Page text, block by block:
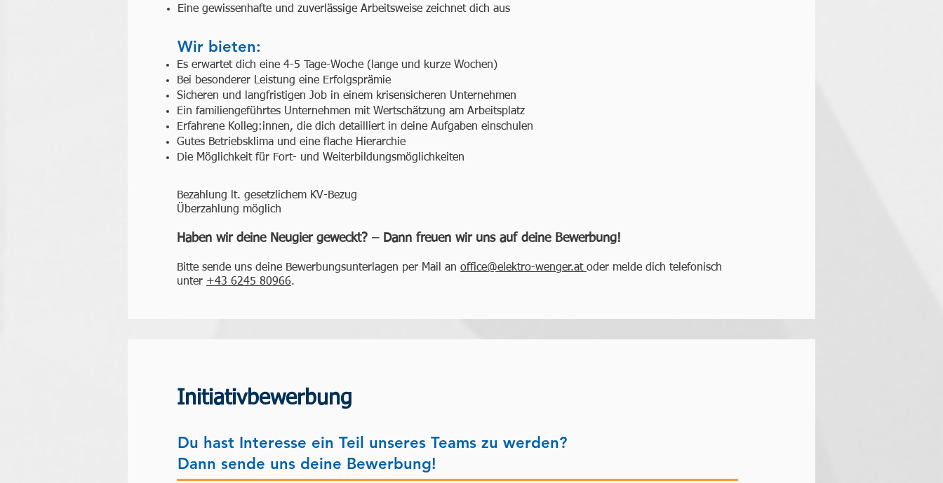
Eine gewissenhafte und zuverlässige Arbeitsweise zeichnet dich aus
Wir bieten:
Es erwartet dich eine 4-5 Tage-Woche (lange und kurze Wochen)
Bei besonderer Leistung eine Erfolgsprämie
Sicheren und langfristigen Job in einem krisensicheren Unternehmen
Ein familiengeführtes Unternehmen mit Wertschätzung am Arbeitsplatz
Erfahrene Kolleg:innen, die dich detailliert in deine Aufgaben einschulen
Gutes Betriebsklima und eine flache Hierarchie
Die Möglichkeit für Fort- und Weiterbildungsmöglichkeiten
Bezahlung lt. gesetzlichem KV-Bezug
Überzahlung möglich
Haben wir deine Neugier geweckt? – Dann freuen wir uns auf deine Bewerbung!
Bitte sende uns deine Bewerbungsunterlagen per Mail an office@elektro-wenger.at oder melde dich telefonisch
unter +43 6245 80966.
Initiativbewerbung
Du hast Interesse ein Teil unseres Teams zu werden?
Dann sende uns deine Bewerbung!